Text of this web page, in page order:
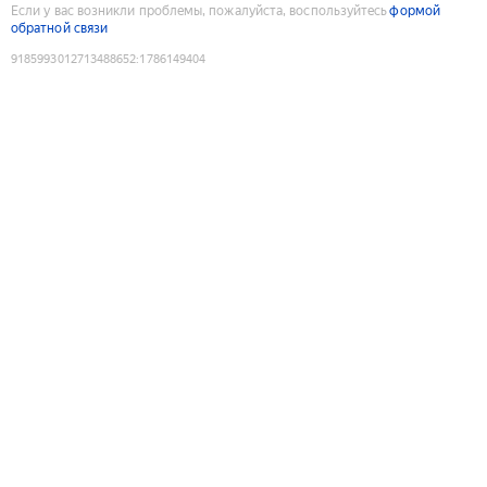
Если у вас возникли проблемы, пожалуйста, воспользуйтесьформой
обратной связи
9185993012713488652:1786149404